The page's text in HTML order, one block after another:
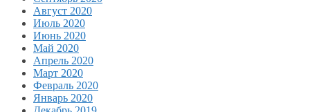
Август 2020
Июль 2020
Июнь 2020
Май 2020
Апрель 2020
Март 2020
Февраль 2020
Январь 2020